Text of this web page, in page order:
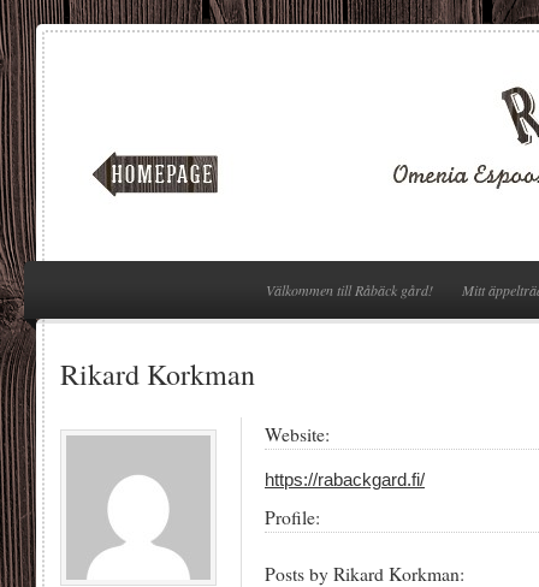
Välkommen till Råbäck gård! Mitt
Rikard Korkman
Website:
https://rabackgard.fi/
Profile:
Posts by Rikard Korkman: